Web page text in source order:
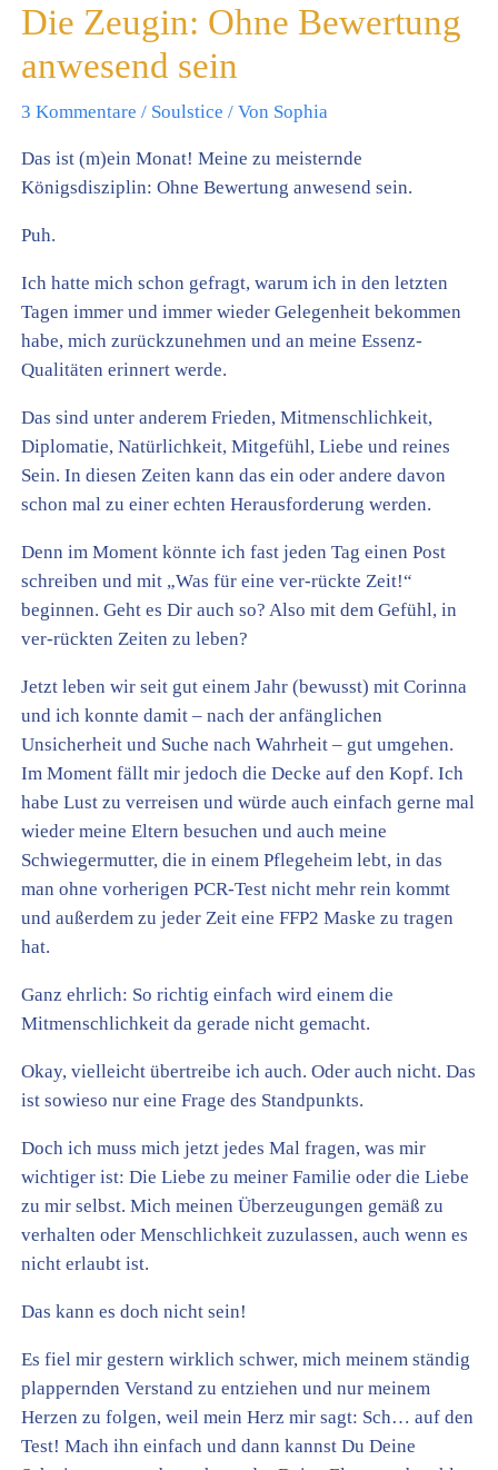
Die Zeugin: Ohne Bewertung
anwesend sein
3 Kommentare / Soulstice / Von Sophia
Das ist (m)ein Monat! Meine zu meisternde
Königsdisziplin: Ohne Bewertung anwesend sein.
Puh.
Ich hatte mich schon gefragt, warum ich in den letzten
Tagen immer und immer wieder Gelegenheit bekommen
habe, mich zurückzunehmen und an meine Essenz-
Qualitäten erinnert werde.
Das sind unter anderem Frieden, Mitmenschlichkeit,
Diplomatie, Natürlichkeit, Mitgefühl, Liebe und reines
Sein. In diesen Zeiten kann das ein oder andere davon
schon mal zu einer echten Herausforderung werden.
Denn im Moment könnte ich fast jeden Tag einen Post
schreiben und mit „Was für eine ver-rückte Zeit!“
beginnen. Geht es Dir auch so? Also mit dem Gefühl, in
ver-rückten Zeiten zu leben?
Jetzt leben wir seit gut einem Jahr (bewusst) mit Corinna
und ich konnte damit – nach der anfänglichen
Unsicherheit und Suche nach Wahrheit – gut umgehen.
Im Moment fällt mir jedoch die Decke auf den Kopf. Ich
habe Lust zu verreisen und würde auch einfach gerne mal
wieder meine Eltern besuchen und auch meine
Schwiegermutter, die in einem Pflegeheim lebt, in das
man ohne vorherigen PCR-Test nicht mehr rein kommt
und außerdem zu jeder Zeit eine FFP2 Maske zu tragen
hat.
Ganz ehrlich: So richtig einfach wird einem die
Mitmenschlichkeit da gerade nicht gemacht.
Okay, vielleicht übertreibe ich auch. Oder auch nicht. Das
ist sowieso nur eine Frage des Standpunkts.
Doch ich muss mich jetzt jedes Mal fragen, was mir
wichtiger ist: Die Liebe zu meiner Familie oder die Liebe
zu mir selbst. Mich meinen Überzeugungen gemäß zu
verhalten oder Menschlichkeit zuzulassen, auch wenn es
nicht erlaubt ist.
Das kann es doch nicht sein!
Es fiel mir gestern wirklich schwer, mich meinem ständig
plappernden Verstand zu entziehen und nur meinem
Herzen zu folgen, weil mein Herz mir sagt: Sch… auf den
Test! Mach ihn einfach und dann kannst Du Deine